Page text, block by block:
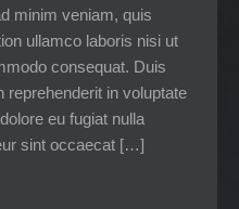
minim veniam, quis
ullamco laboris nisi ut
consequat. Duis
reprehenderit in voluptate
eu fugiat nulla
sint occaecat […]